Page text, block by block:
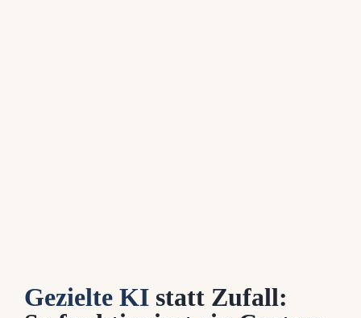
Gezielte KI statt Zufall: